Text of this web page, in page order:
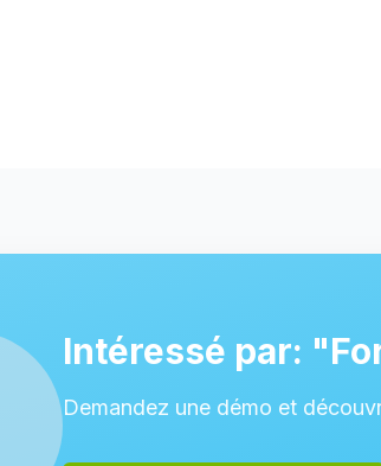
Intéressé par:
Demandez une démo et